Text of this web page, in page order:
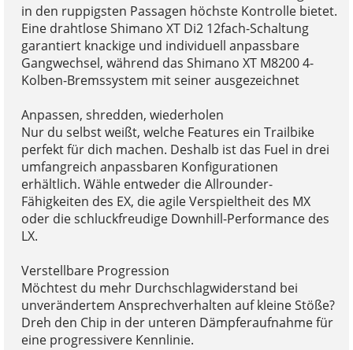
in den ruppigsten Passagen höchste Kontrolle bietet.
Eine drahtlose Shimano XT Di2 12fach-Schaltung
garantiert knackige und individuell anpassbare
Gangwechsel, während das Shimano XT M8200 4-
Kolben-Bremssystem mit seiner ausgezeichnet
Anpassen, shredden, wiederholen
Nur du selbst weißt, welche Features ein Trailbike
perfekt für dich machen. Deshalb ist das Fuel in drei
umfangreich anpassbaren Konfigurationen
erhältlich. Wähle entweder die Allrounder-
Fähigkeiten des EX, die agile Verspieltheit des MX
oder die schluckfreudige Downhill-Performance des
LX.
Verstellbare Progression
Möchtest du mehr Durchschlagwiderstand bei
unverändertem Ansprechverhalten auf kleine Stöße?
Dreh den Chip in der unteren Dämpferaufnahme für
eine progressivere Kennlinie.